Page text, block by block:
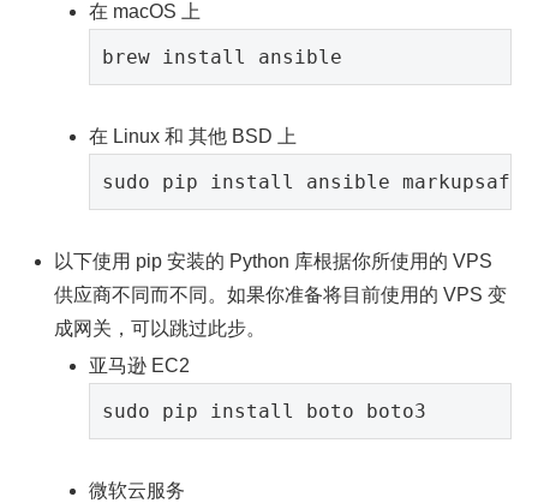
在 macOS 上
在 Linux 和 其他 BSD 上
以下使用 pip 安装的 Python 库根据你所使用的 VPS
供应商不同而不同。如果你准备将目前使用的 VPS 变
成网关，可以跳过此步。
亚马逊 EC2
微软云服务